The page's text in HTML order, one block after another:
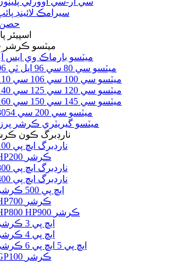
سيرامڪ لائينڊ
ميٽسو ڪرشر
ميٽسو بارماڪ وي ايس
ميٽسو سي 80 سي 96 ايل ٽي 96
ميٽسو سي 100 سي 106 سي 110
ميٽسو سي 120 سي 125 سي 140
ميٽسو سي 145 سي 150 سي 160
ميٽسو سي 200 سي 3054
ميٽسو گيريٽري ڪرشر پرزا
نارڊبرگ ڪون
نارڊبرگ ايڇ پي 100
HP200 ڪرشر
نارڊبرگ ايڇ پي 300
نارڊبرگ ايڇ پي 400
ايڇ پي 500 ڪرشر
HP700 ڪرشر
HP800 HP900 ڪرشر
ايڇ پي 3 ڪرشر
ايڇ پي 4 ڪرشر
ايڇ پي 5 ايڇ پي 6 ڪرشر
GP100 ڪرشر